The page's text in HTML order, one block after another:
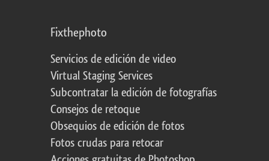
Fixthephoto
Servicios de edición de video
Virtual Staging Services
Subcontratar la edición de fotografías
Consejos de retoque
Obsequios de edición de fotos
Fotos crudas para retocar